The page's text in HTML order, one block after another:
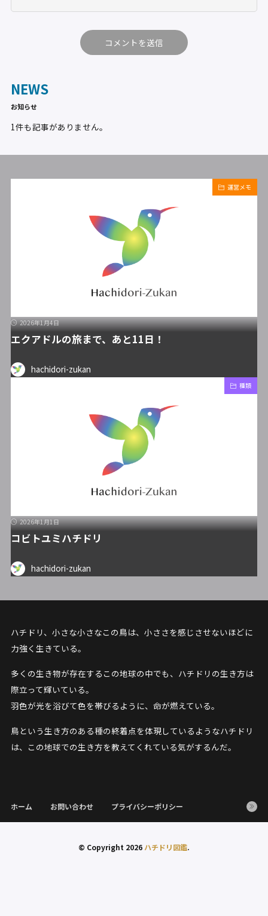
NEWS
お知らせ
1件も記事がありません。
運営メモ
2026年1月4日
エクアドルの旅まで、あと11日！
hachidori-zukan
種類
2026年1月1日
コビトユミハチドリ
hachidori-zukan
ハチドリ、小さな小さなこの鳥は、小ささを感じさせないほどに
力強く生きている。
多くの生き物が存在するこの地球の中でも、ハチドリの生き方は
際立って輝いている。
羽色が光を浴びて色を帯びるように、命が燃えている。
鳥という生き方のある種の終着点を体現しているようなハチドリ
は、この地球での生き方を教えてくれている気がするんだ。
ホーム お問い合わせ プライバシーポリシー
© Copyright 2026 ハチドリ図鑑.